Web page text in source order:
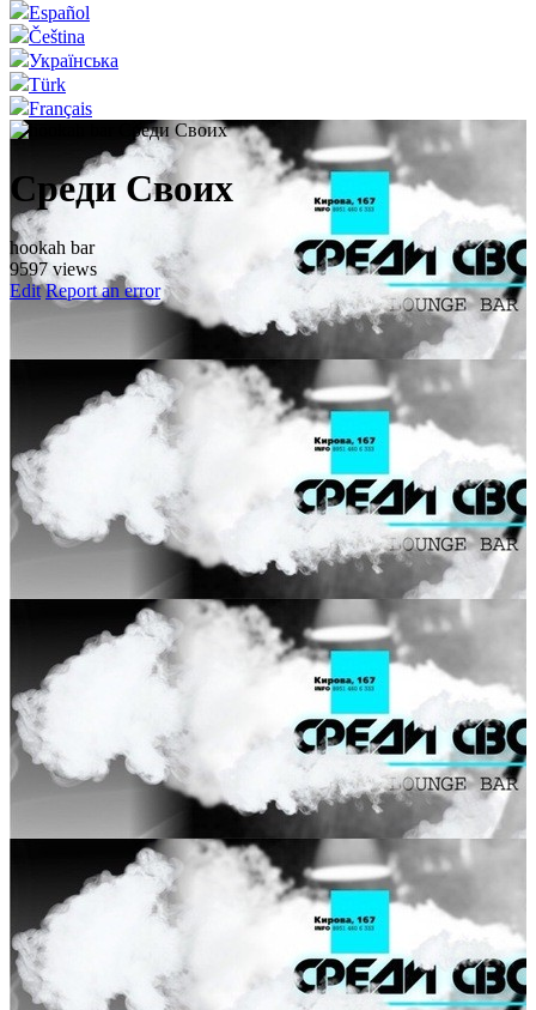
Español
Čeština
Українська
Türk
Français
Среди Своих
hookah bar
9597 views
Edit Report an error